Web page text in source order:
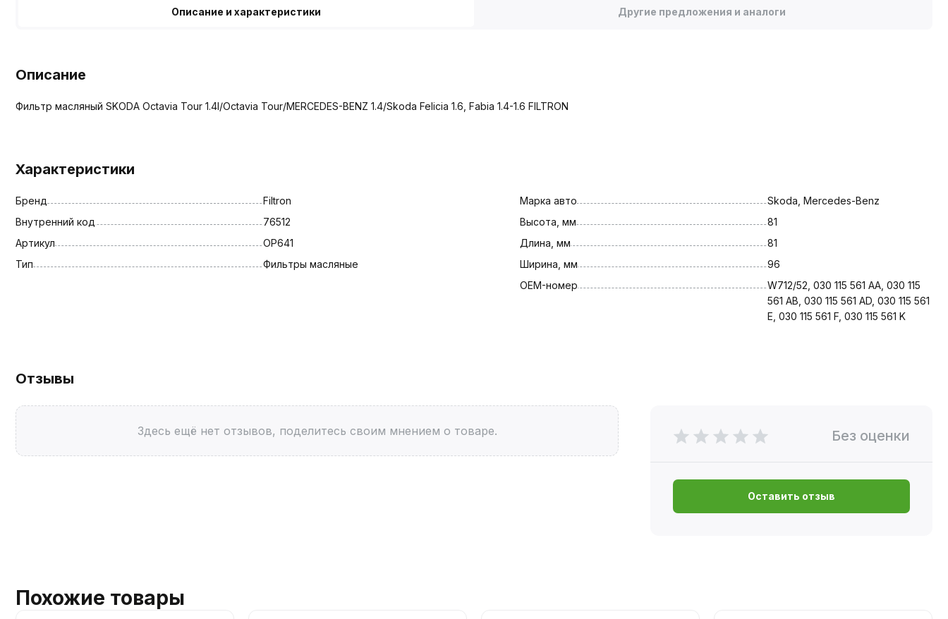
Описание и характеристики Другие предложения и аналоги
Описание
Фильтр масляный SKODA Octavia Tour 1.4l/Octavia Tour/MERCEDES-BENZ 1.4/Skoda Felicia 1.6, Fabia 1.4-1.6 FILTRON
Характеристики
Бренд
Filtron
Внутренний код
76512
Артикул
OP641
Тип
Фильтры масляные
Марка авто
Skoda, Mercedes-Benz
Высота, мм
81
Длина, мм
81
Ширина, мм
96
OEM-номер
W712/52, 030 115 561 AA, 030 115
561 AB, 030 115 561 AD, 030 115 561
E, 030 115 561 F, 030 115 561 K
Отзывы
Здесь ещё нет отзывов, поделитесь своим мнением о товаре. Без оценки
Оставить отзыв
Похожие товары